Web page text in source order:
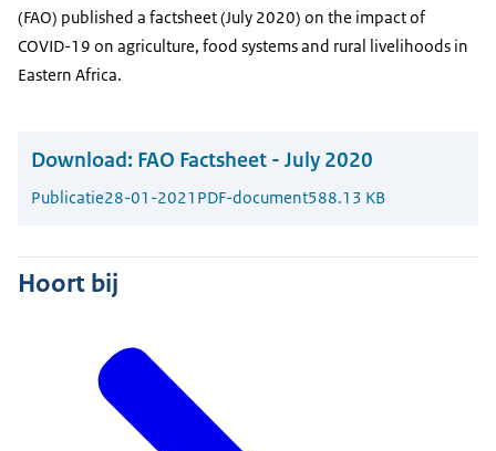
(FAO) published a factsheet (July 2020) on the impact of
COVID-19 on agriculture, food systems and rural livelihoods in
Eastern Africa.
Download: FAO Factsheet - July 2020
Publicatie28-01-2021 PDF-document588.13 KB
Hoort bij